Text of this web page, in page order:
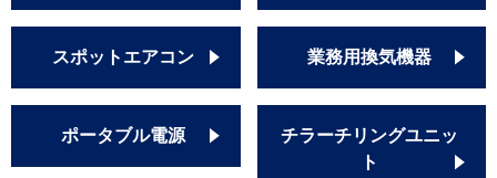
スポットエアコン 業務用換気機器
ポータブル電源
チラーチリングユニッ
ト